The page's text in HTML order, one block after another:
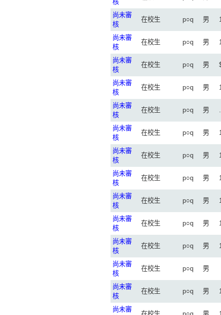
核
尚未審
核
在校生 p○q 男
尚未審
核
在校生 p○q 男
尚未審
核
在校生 p○q 男
尚未審
核
在校生 p○q 男
尚未審
核
在校生 p○q 男
尚未審
核
在校生 p○q 男
尚未審
核
在校生 p○q 男
尚未審
核
在校生 p○q 男
尚未審
核
在校生 p○q 男
尚未審
核
在校生 p○q 男
尚未審
核
在校生 p○q 男
尚未審
核
在校生 p○q 男
尚未審
核
在校生 p○q 男
尚未審